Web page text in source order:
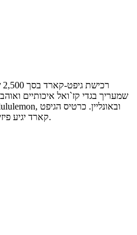
שמעריך בגדי קז`ואל איכותיים
קארד יגיע פיזית אליכם במשלוח לכל מקום בארץ.